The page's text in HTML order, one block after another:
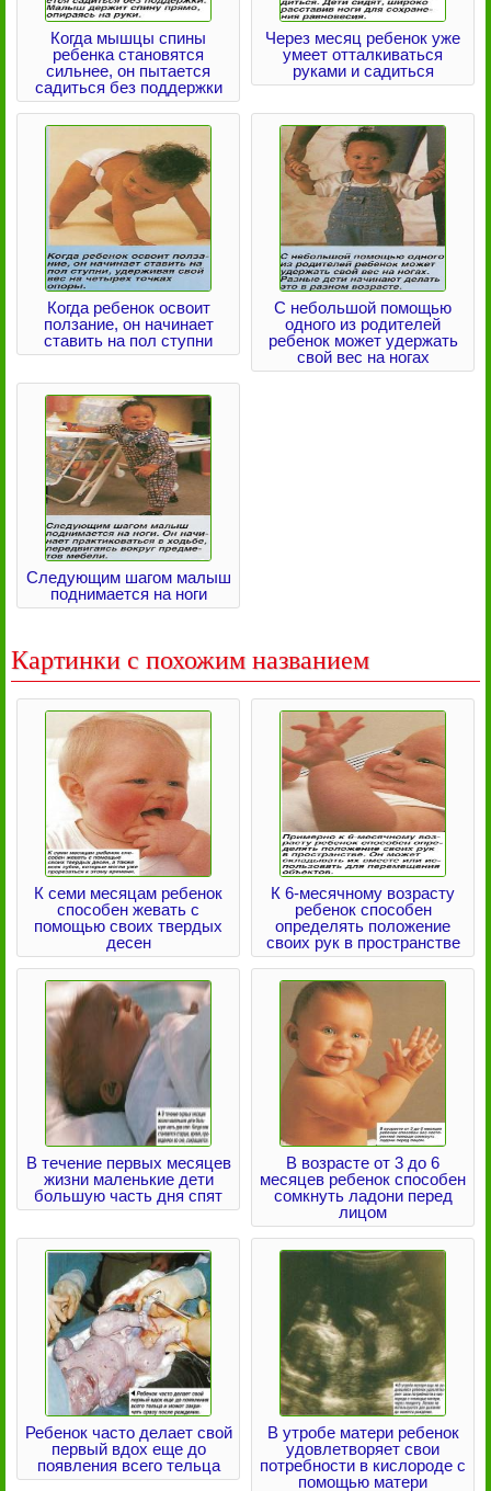
Когда мышцы спины
ребенка становятся
сильнее, он пытается
садиться без поддержки
Через месяц ребенок уже
умеет отталкиваться
руками и садиться
Когда ребенок освоит
ползание, он начинает
ставить на пол ступни
С небольшой помощью
одного из родителей
ребенок может удержать
свой вес на ногах
Следующим шагом малыш
поднимается на ноги
Картинки с похожим названием
К семи месяцам ребенок
способен жевать с
помощью своих твердых
десен
К 6-месячному возрасту
ребенок способен
определять положение
своих рук в пространстве
В течение первых месяцев
жизни маленькие дети
большую часть дня спят
В возрасте от 3 до 6
месяцев ребенок способен
сомкнуть ладони перед
лицом
Ребенок часто делает свой
первый вдох еще до
появления всего тельца
В утробе матери ребенок
удовлетворяет свои
потребности в кислороде с
помощью матери